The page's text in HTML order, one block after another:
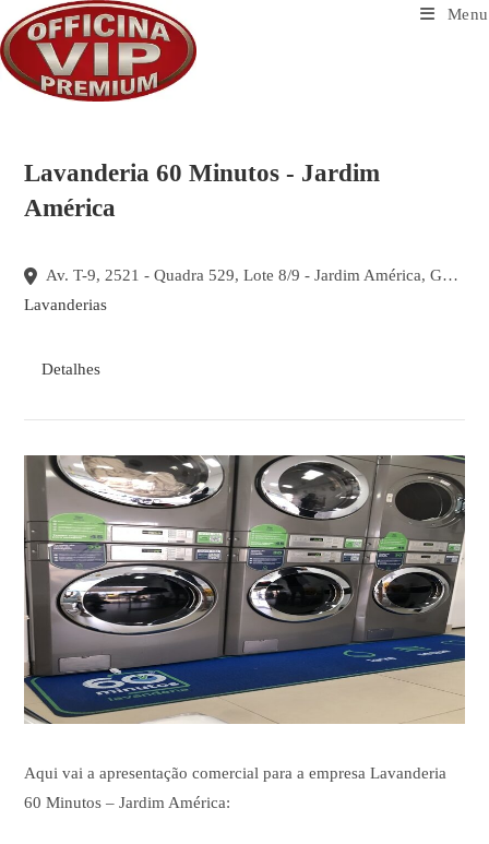
para
o
conteúdo
Menu
Lavanderia 60 Minutos - Jardim
América
Av. T-9, 2521 - Quadra 529, Lote 8/9 - Jardim América, Goiânia - GO, 74255-220, Brasil
Lavanderias
Detalhes
Aqui vai a apresentação comercial para a empresa Lavanderia
60 Minutos – Jardim América: